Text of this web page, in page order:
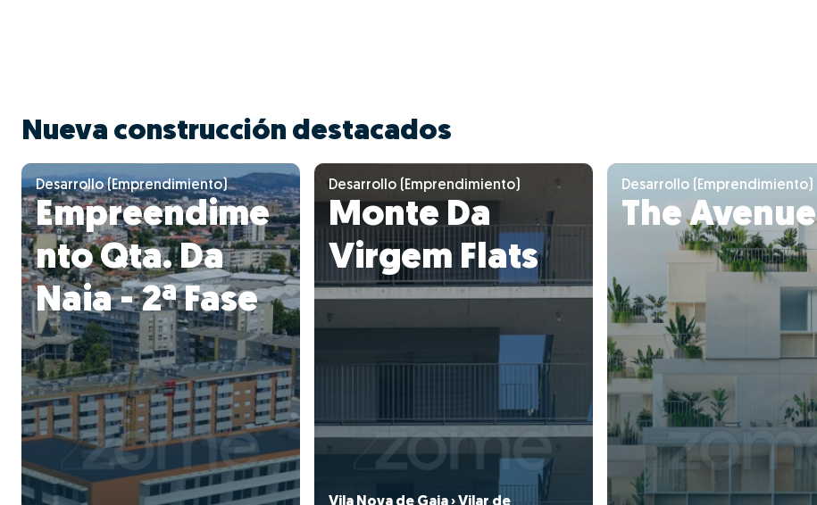
Nueva construcción destacados
Desarrollo (Emprendimiento)
Empreendime
nto Qta. Da
Naia - 2ª Fase
Desarrollo (Emprendimiento)
Monte Da
Virgem Flats
Desarrollo (Emprendimiento)
The Avenue